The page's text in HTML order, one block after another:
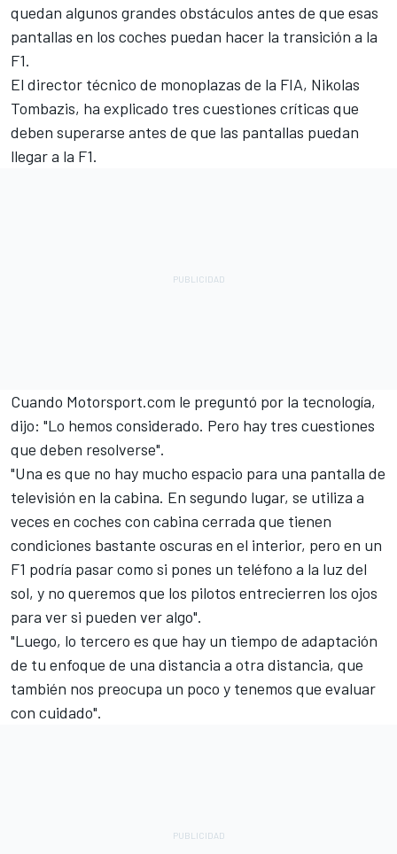
quedan algunos grandes obstáculos antes de que esas
pantallas en los coches puedan hacer la transición a la
F1.
El director técnico de monoplazas de la FIA, Nikolas
Tombazis, ha explicado tres cuestiones críticas que
deben superarse antes de que las pantallas puedan
llegar a la F1.
Cuando Motorsport.com le preguntó por la tecnología,
dijo: "Lo hemos considerado. Pero hay tres cuestiones
que deben resolverse".
"Una es que no hay mucho espacio para una pantalla de
televisión en la cabina. En segundo lugar, se utiliza a
veces en coches con cabina cerrada que tienen
condiciones bastante oscuras en el interior, pero en un
F1 podría pasar como si pones un teléfono a la luz del
sol, y no queremos que los pilotos entrecierren los ojos
para ver si pueden ver algo".
"Luego, lo tercero es que hay un tiempo de adaptación
de tu enfoque de una distancia a otra distancia, que
también nos preocupa un poco y tenemos que evaluar
con cuidado".